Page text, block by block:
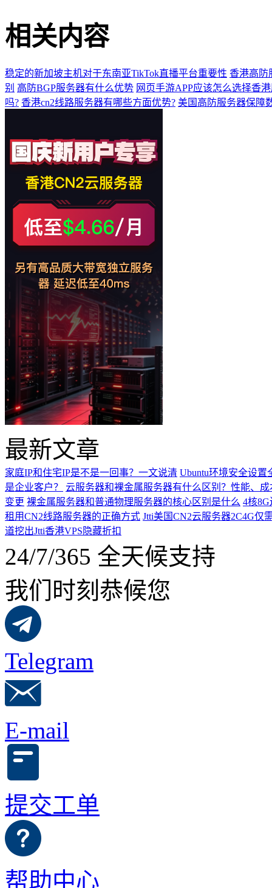
相关内容
稳定的新加坡主机对于东南亚TikTok直播平台重要性 香港高防
别 高防BGP服务器有什么优势 网页手游APP应该怎么选择香
吗? 香港cn2线路服务器有哪些方面优势? 美国高防服务器保障
最新文章
家庭IP和住宅IP是不是一回事？一文说清 Ubuntu环境安全设
是企业客户？
云服务器和裸金属服务器有什么区别？性能、
变更 裸金属服务器和普通物理服务器的核心区别是什么 4核
租用CN2线路服务器的正确方式 Jtti美国CN2云服务器2C4G仅
道挖出Jtti香港VPS隐藏折扣
24/7/365 全天候支持
我们时刻恭候您
Telegram
E-mail
提交工单
帮助中心